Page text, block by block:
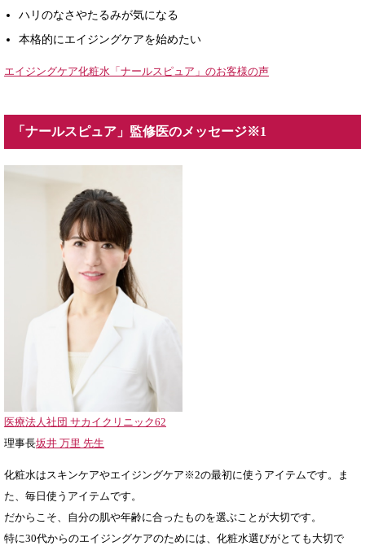
ハリのなさやたるみが気になる
本格的にエイジングケアを始めたい
エイジングケア化粧水「ナールスピュア」のお客様の声
「ナールスピュア」監修医のメッセージ※1
医療法人社団 サカイクリニック62
理事長坂井 万里 先生
化粧水はスキンケアやエイジングケア※2の最初に使うアイテムです。ま
た、毎日使うアイテムです。
だからこそ、自分の肌や年齢に合ったものを選ぶことが大切です。
特に30代からのエイジングケアのためには、化粧水選びがとても大切で